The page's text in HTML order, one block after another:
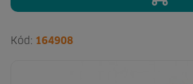
Kód: 164908